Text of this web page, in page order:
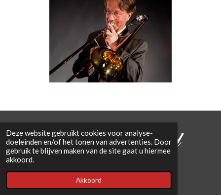
Deze website gebruikt cookies voor analyse-
doeleinden en/of het tonen van advertenties. Door
gebruik te blijven maken van de site gaat u hiermee
akkoord.
Akkoord
© 2023 - 2026 Charlestown Jazzband